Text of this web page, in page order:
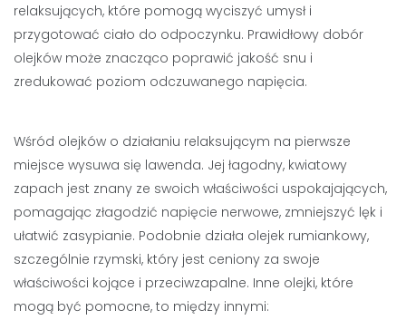
relaksujących, które pomogą wyciszyć umysł i
przygotować ciało do odpoczynku. Prawidłowy dobór
olejków może znacząco poprawić jakość snu i
zredukować poziom odczuwanego napięcia.
Wśród olejków o działaniu relaksującym na pierwsze
miejsce wysuwa się lawenda. Jej łagodny, kwiatowy
zapach jest znany ze swoich właściwości uspokajających,
pomagając złagodzić napięcie nerwowe, zmniejszyć lęk i
ułatwić zasypianie. Podobnie działa olejek rumiankowy,
szczególnie rzymski, który jest ceniony za swoje
właściwości kojące i przeciwzapalne. Inne olejki, które
mogą być pomocne, to między innymi: